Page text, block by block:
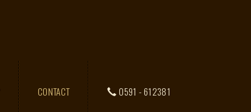
CONTACT 0591 - 612381